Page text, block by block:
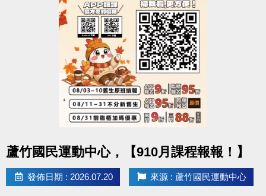
課及球類家教課(10H)項目享9折優惠。
◆ 名額有限，報滿為止(報名不限大小朋友~)
-洽詢專線：03-2639066 #115
-官網 :
https://www.lzsports.com.tw/zh_TW/news/pageID/1/
-FB : 桃園市蘆竹國民運動中心
-IG : @luzhusports
蘆竹國民運動中心，【910月課程報報！】
發佈日期 : 2026.07.20 來源 : 蘆竹國民運動中心